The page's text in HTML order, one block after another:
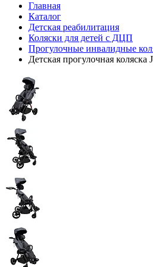
Главная
Каталог
Детская реабилитация
Коляски для детей с ДЦП
Прогулочные инвалидные
Детская прогулочная коляска